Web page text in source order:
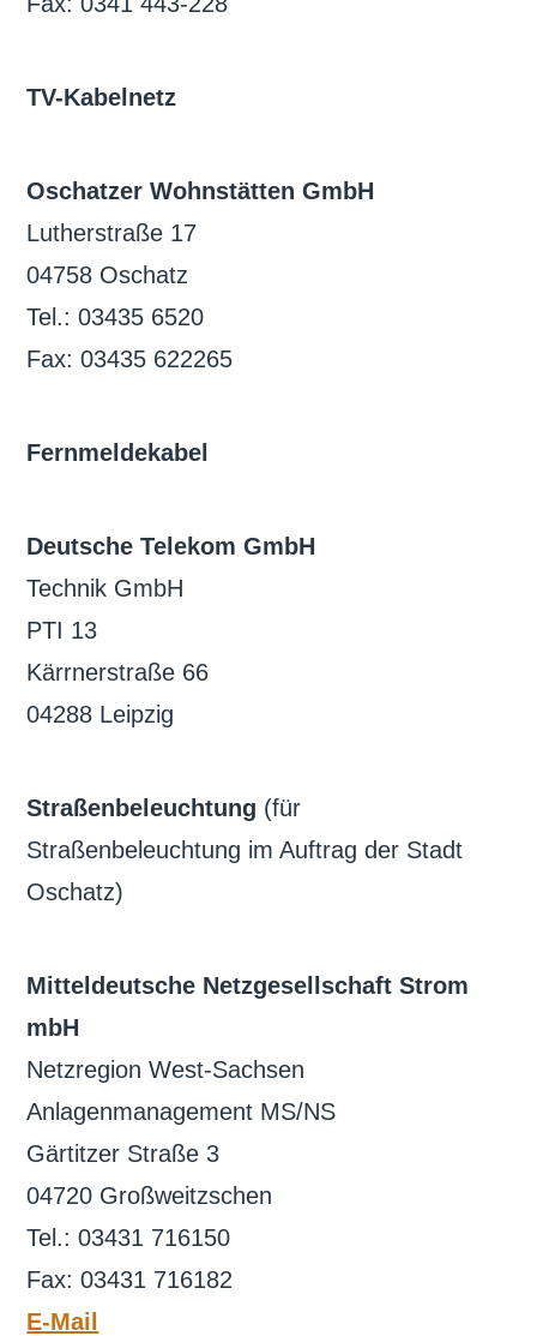
TV-Kabelnetz
Oschatzer Wohnstätten GmbH
Lutherstraße 17
04758 Oschatz
Tel.: 03435 6520
Fax: 03435 622265
Fernmeldekabel
Deutsche Telekom GmbH
Technik GmbH
PTI 13
Kärrnerstraße 66
04288 Leipzig
Straßenbeleuchtung (für
Straßenbeleuchtung im Auftrag der Stadt
Oschatz)
Mitteldeutsche Netzgesellschaft Strom
mbH
Netzregion West-Sachsen
Anlagenmanagement MS/NS
Gärtitzer Straße 3
04720 Großweitzschen
Tel.: 03431 716150
Fax: 03431 716182
E-Mail